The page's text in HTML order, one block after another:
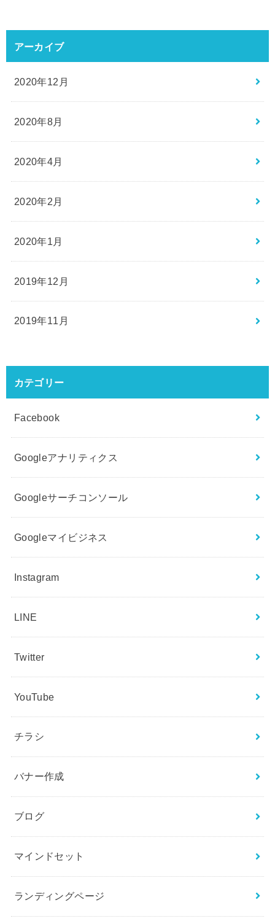
アーカイブ
2020年12月
2020年8月
2020年4月
2020年2月
2020年1月
2019年12月
2019年11月
カテゴリー
Facebook
Googleアナリティクス
Googleサーチコンソール
Googleマイビジネス
Instagram
LINE
Twitter
YouTube
チラシ
バナー作成
ブログ
マインドセット
ランディングページ